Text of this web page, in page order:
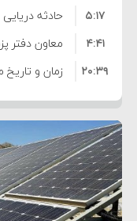
فساد و
حادثه
۵:۱۷
معاون دفتر
واهی و
۴:۴۱
زمان و تاریخ
نشده است
۲۰:۳۹
وزیر جنگ
نظامی علیه
۶:۵۰
موافقت
۶:۲۱
هشدار
آمریکا
۲:۱۵
مقام ارشد
دیوانگی
۷:۱۰
ترامپ دستور
۵:۴۵